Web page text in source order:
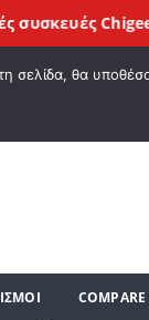
ΕΠΙΘΥΜΙΏΝ Ο
COMPARE
Chigeeμε
σελίδα, θα